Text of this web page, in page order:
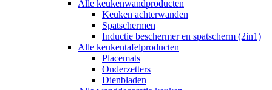
Alle keukenwandproducten
Keuken achterwanden
Spatschermen
Inductie beschermer en spatscherm (2in1)
Alle keukentafelproducten
Placemats
Onderzetters
Dienbladen